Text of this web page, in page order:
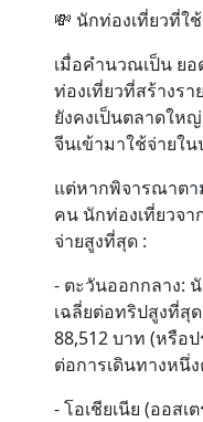
💸 นักท่องเที่ยวที่ใ
เมื่อคำนวณเป็น ย
ท่องเที่ยวที่สร้างร
ยังคงเป็นตลาดให
จีนเข้ามาใช้จ่ายใ
แต่หากพิจารณาตา
คน นักท่องเที่ยวจ
จ่ายสูงที่สุด :
- ตะวันออกกลาง:
เฉลี่ยต่อทริปสูงที่สุ
88,512 บาท (หรือ
ต่อการเดินทางหนึ่
- โอเชียเนีย (ออสเ